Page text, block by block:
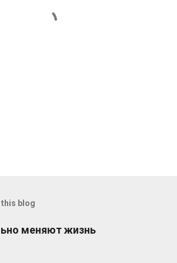
blog
меняют жизнь